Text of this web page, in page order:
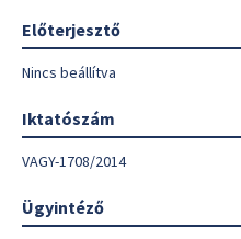
Előterjesztő
Nincs beállítva
Iktatószám
VAGY-1708/2014
Ügyintéző